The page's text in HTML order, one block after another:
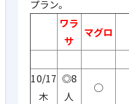
プラン。
ワラ
サ
マグロ
10/17
木
◎8
人
○